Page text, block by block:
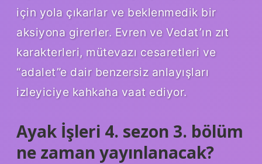
için yola çıkarlar ve beklenmedik bir
aksiyona girerler. Evren ve Vedat’ın zıt
karakterleri, mütevazı cesaretleri ve
“adalet”e dair benzersiz anlayışları
izleyiciye kahkaha vaat ediyor.
Ayak İşleri 4. sezon 3. bölüm
ne zaman yayınlanacak?